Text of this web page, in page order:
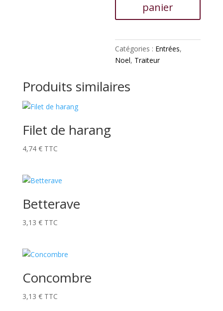
panier
Catégories : Entrées,
Noel, Traiteur
Produits similaires
Filet de harang
4,74 € TTC
Betterave
3,13 € TTC
Concombre
3,13 € TTC